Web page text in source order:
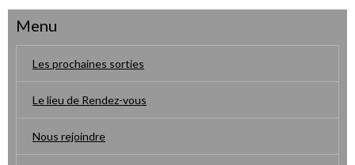
Menu
Les prochaines sorties
Le lieu de Rendez-vous
Nous rejoindre